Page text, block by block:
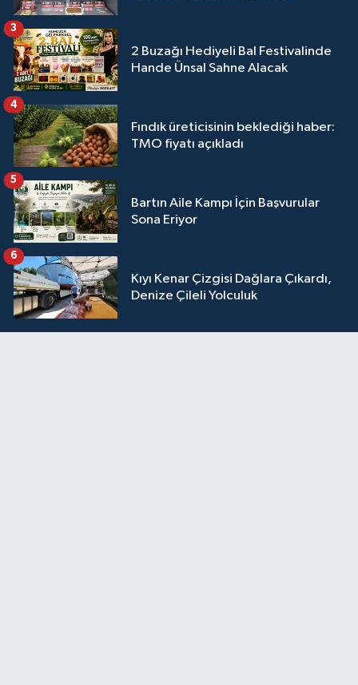
2 Buzağı Hediyeli Bal Festivalinde
Hande Ünsal Sahne Alacak
3
Fındık üreticisinin beklediği haber:
TMO fiyatı açıkladı
4
Bartın Aile Kampı İçin Başvurular
Sona Eriyor
5
Kıyı Kenar Çizgisi Dağlara Çıkardı,
Denize Çileli Yolculuk
6